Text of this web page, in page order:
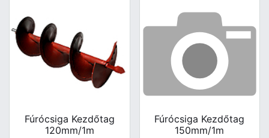
Fúrócsiga Kezdőtag
120mm/1m
Fúrócsiga Kezdőtag
150mm/1m